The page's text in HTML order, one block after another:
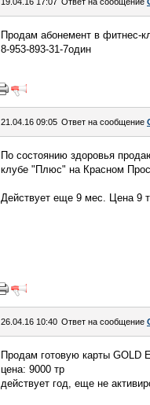
Продам абонемент в фитнес-
8-953-893-31-7один
21.04.16 09:05 Ответ на сообщение
По состоянию здоровья
клубе "Плюс" на Красном
Действует еще 9 мес. Цена 9
26.04.16 10:40 Ответ на сообщение
Продам готовую карты GOLD
цена: 9000 тр
действует год, еще не